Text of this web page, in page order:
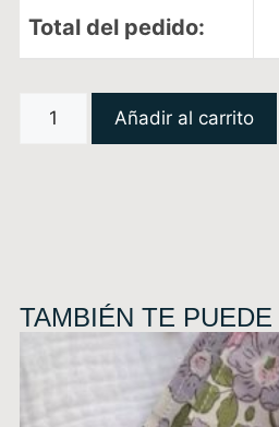
Total del pedido:
Añadir al carrito
TAMBIÉN TE